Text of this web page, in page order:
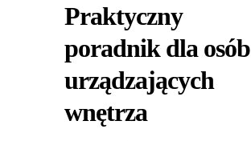
Praktyczny
poradnik dla osób
urządzających
wnętrza